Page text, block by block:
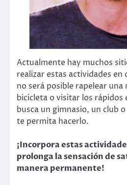
Actualmente hay muchos
realizar estas actividades en
no será posible rapelear
bicicleta o visitar los rápidos
busca un gimnasio, un club
te permita hacerlo.
¡Incorpora estas
prolonga la sensación de
manera permanente!